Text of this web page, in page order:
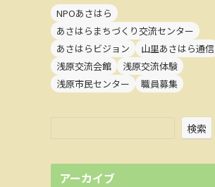
NPOあさはら
あさはらまちづくり交流センター
あさはらビジョン
山里あさはら通信
浅原交流会館
浅原交流体験
浅原市民センター
職員募集
検索
アーカイブ